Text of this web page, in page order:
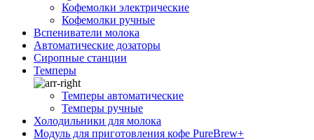
Кофемолки электрические
Кофемолки ручные
Вспениватели молока
Автоматические дозаторы
Сиропные станции
Темперы
Темперы автоматические
Темперы ручные
Холодильники для молока
Модуль для приготовления кофе PureBrew+